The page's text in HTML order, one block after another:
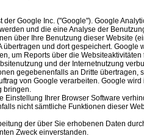
Google Inc. ("Google"). Google
und die eine Analyse der
über Ihre Benutzung dieser Website
übertragen und dort gespeichert. Google
um Reports über die Websiteaktivitäten
und der Internetnutzung
gegebenenfalls an Dritte übertragen,
von Google verarbeiten. Google wird
bringen.
Ihrer Browser Software
nicht sämtliche Funktionen dieser
der über Sie erhobenen Daten
Zweck einverstanden.